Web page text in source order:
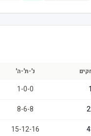
נ'-ת'-ה'
1
1-0-0
8-6-8
15-12-16